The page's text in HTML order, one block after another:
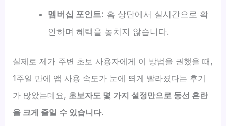
멤버십 포인트: 홈 상단에서 실시간으로 확
인하며 혜택을 놓치지 않습니다.
실제로 제가 주변 초보 사용자에게 이 방법을 권했을 때,
1주일 만에 앱 사용 속도가 눈에 띄게 빨라졌다는 후기
가 많았는데요, 초보자도 몇 가지 설정만으로 동선 혼란
을 크게 줄일 수 있습니다.